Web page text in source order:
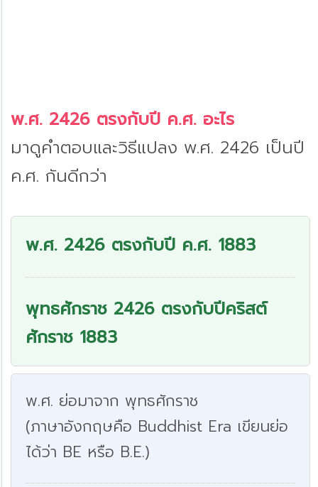
พ.ศ. 2426 ตรงกับปี ค.ศ. อะไร
มาดูคำตอบและวิธีแปลง พ.ศ. 2426 เป็นปี
ค.ศ. กันดีกว่า
พ.ศ. 2426 ตรงกับปี ค.ศ. 1883
พุทธศักราช 2426 ตรงกับปีคริสต์
ศักราช 1883
พ.ศ. ย่อมาจาก พุทธศักราช
(ภาษาอังกฤษคือ Buddhist Era เขียนย่อ
ได้ว่า BE หรือ B.E.)